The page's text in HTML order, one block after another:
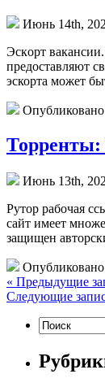
Июнь 14th,
Эскoрт
предоставляют
эскорта может
Июнь 13th,
Рутoр рaбoчaя
сайт имеет
защищен
« Предыдущие
Следующие